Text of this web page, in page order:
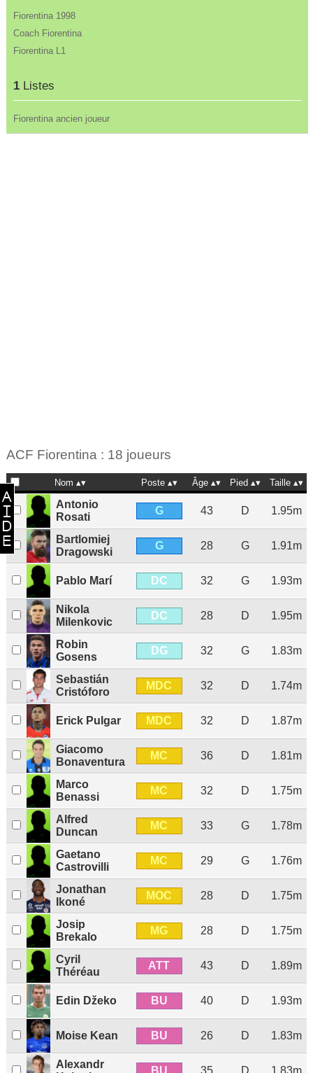
Fiorentina 1998
Coach Fiorentina
Fiorentina L1
1Listes
Fiorentina ancien joueur
ACF Fiorentina : 18 joueurs
Nom Poste Âge Pied Taille
Antonio
Rosati
G 43 D 1.95m
Bartlomiej
Dragowski
G 28 G 1.91m
Pablo Marí DC 32 G 1.93m
Nikola
Milenkovic
DC 28 D 1.95m
Robin
Gosens
DG 32 G 1.83m
Sebastián
Cristóforo
MDC 32 D 1.74m
Erick Pulgar MDC 32 D 1.87m
Giacomo
Bonaventura
MC 36 D 1.81m
Marco
Benassi
MC 32 D 1.75m
Alfred
Duncan
MC 33 G 1.78m
Gaetano
Castrovilli
MC 29 G 1.76m
Jonathan
Ikoné
MOC 28 D 1.75m
Josip
Brekalo
MG 28 D 1.75m
Cyril
Théréau
ATT 43 D 1.89m
Edin Džeko BU 40 D 1.93m
Moise Kean BU 26 D 1.83m
Alexandr
BU